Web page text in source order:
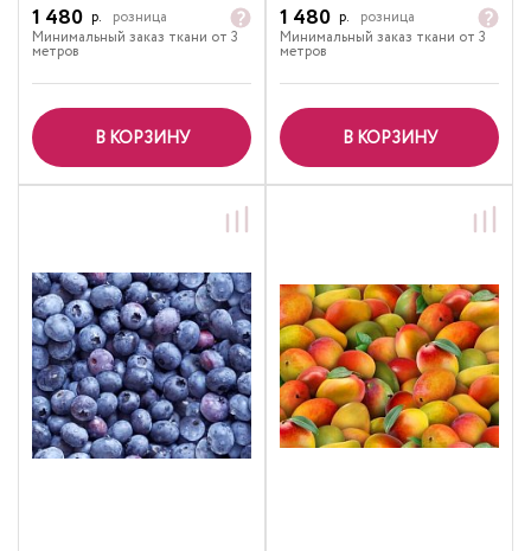
1 480 р.
розница
Минимальный заказ ткани от 3
метров
В КОРЗИНУ
1 480 р.
розница
Минимальный заказ ткани от 3
метров
В КОРЗИНУ